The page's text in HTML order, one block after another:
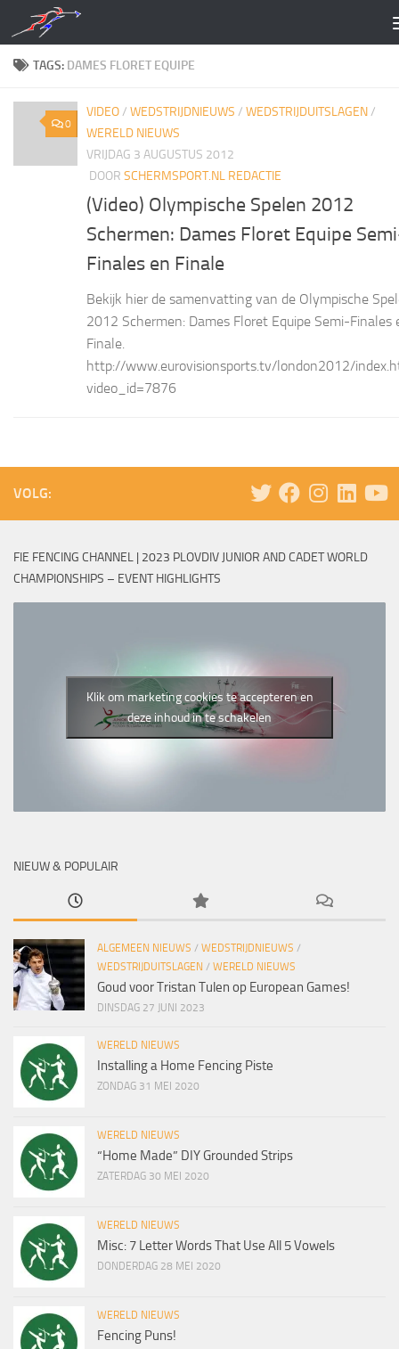
Doorgaan naar inhoud
TAGS: DAMES FLORET EQUIPE
0
VIDEO/ WEDSTRIJDNIEUWS / WEDSTRIJDUITSLAGEN/
WERELD NIEUWS
VRIJDAG 3 AUGUSTUS 2012
DOOR SCHERMSPORT.NL REDACTIE
(Video) Olympische Spelen 2012
Schermen: Dames Floret Equipe
Finales en Finale
Bekijk hier de samenvatting van de Olympische
2012 Schermen: Dames Floret Equipe Semi-Finales
Finale.
http://www.eurovisionsports.tv/london2012/
video_id=7876
VOLG:
FIE FENCING CHANNEL | 2023 PLOVDIV JUNIOR AND CADET WORLD
CHAMPIONSHIPS – EVENT HIGHLIGHTS
Klik om marketing cookies te accepteren en
deze inhoud in te schakelen
NIEUW & POPULAIR
ALGEMEEN NIEUWS / WEDSTRIJDNIEUWS /
WEDSTRIJDUITSLAGEN / WERELD NIEUWS
Goud voor Tristan Tulen op European Games!
DINSDAG 27 JUNI 2023
WERELD NIEUWS
Installing a Home Fencing Piste
ZONDAG 31 MEI 2020
WERELD NIEUWS
“Home Made” DIY Grounded Strips
ZATERDAG 30 MEI 2020
WERELD NIEUWS
Misc: 7 Letter Words That Use All 5 Vowels
DONDERDAG 28 MEI 2020
WERELD NIEUWS
Fencing Puns!